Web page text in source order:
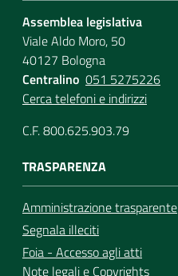
Assemblea legislativa
Viale Aldo Moro, 50
40127 Bologna
Centralino 051 5275226
Cerca telefoni e indirizzi
C.F. 800.625.903.79
TRASPARENZA
Amministrazione trasparente
Segnala illeciti
Foia - Accesso agli atti
Note legalie Copyrights